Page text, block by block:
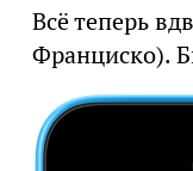
Всё теперь
Франциско).